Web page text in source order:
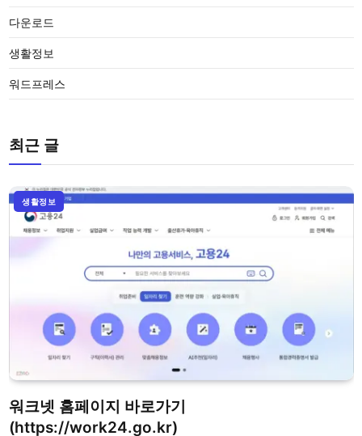
다운로드
생활정보
워드프레스
최근 글
생활정보
워크넷 홈페이지 바로가기
(https://work24.go.kr)